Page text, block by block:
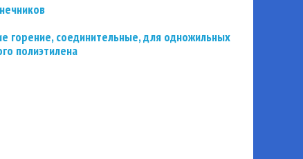
горение, соединительные, для одножильных
полиэтилена